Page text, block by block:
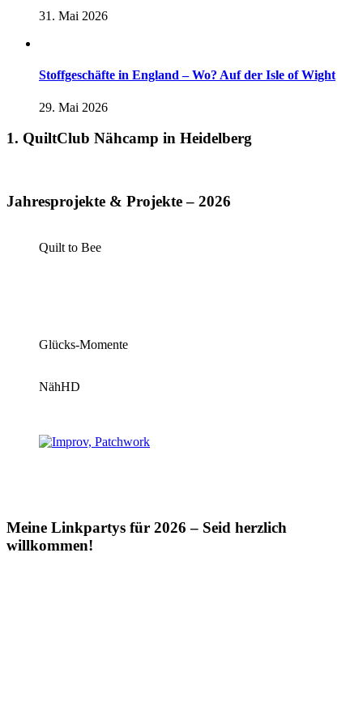
31. Mai 2026
Stoffgeschäfte in England – Wo? Auf der Isle of Wight
29. Mai 2026
1. QuiltClub Nähcamp in Heidelberg
Jahresprojekte & Projekte – 2026
Quilt to Bee
Glücks-Momente
NähHD
Meine Linkpartys für 2026 – Seid herzlich
willkommen!